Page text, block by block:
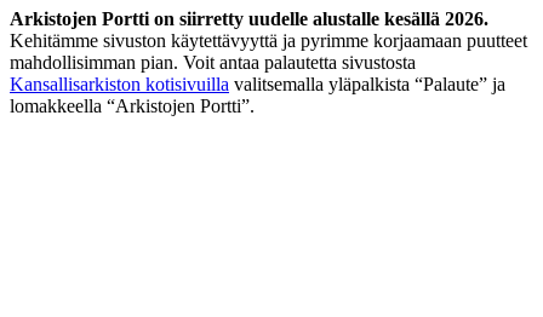
Arkistojen Portti on siirretty uudelle alustalle kesällä 2026.
Kehitämme sivuston käytettävyyttä ja pyrimme korjaamaan puutteet
mahdollisimman pian. Voit antaa palautetta sivustosta
Kansallisarkiston kotisivuilla valitsemalla yläpalkista “Palaute” ja
lomakkeella “Arkistojen Portti”.